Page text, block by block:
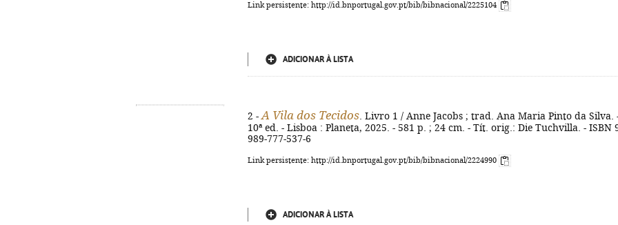
Link persistente: http://id.bnportugal.gov.pt/bib/bibnacional/2225104
ADICIONAR À LISTA
2 - A Vila dos Tecidos . Livro 1 / Anne Jacobs ; trad. Ana Maria Pinto da Silva.
10ª ed. - Lisboa : Planeta, 2025. - 581 p. ; 24 cm. - Tít. orig.: Die Tuchvilla. - ISBN
989-777-537-6
Link persistente: http://id.bnportugal.gov.pt/bib/bibnacional/2224990
ADICIONAR À LISTA